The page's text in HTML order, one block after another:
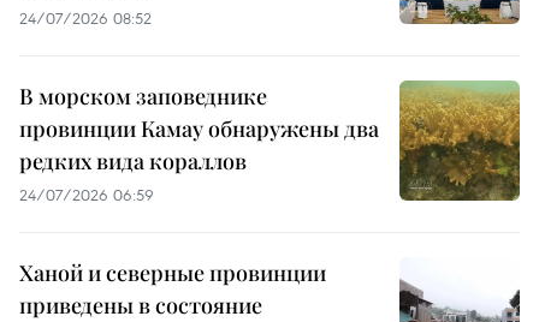
24/07/2026 08:52
В морском заповеднике
провинции Камау обнаружены два
редких вида кораллов
24/07/2026 06:59
Ханой и северные провинции
приведены в состояние